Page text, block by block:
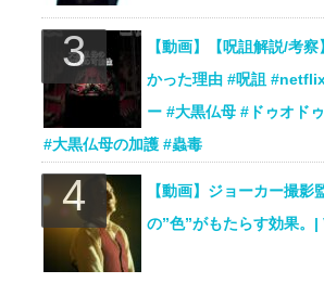
【動画】【呪詛解説/考
かった理由 #呪詛
ー #大黒仏母 #ドゥオド
#大黒仏母の加護 #蟲毒
【動画】ジョーカー撮影
の”色”がもたらす効果。